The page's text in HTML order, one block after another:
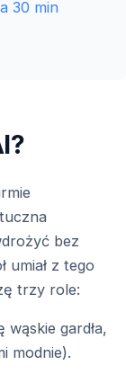
30 min
bez
umiał z tego
trzy role:
gardła,
modnie).